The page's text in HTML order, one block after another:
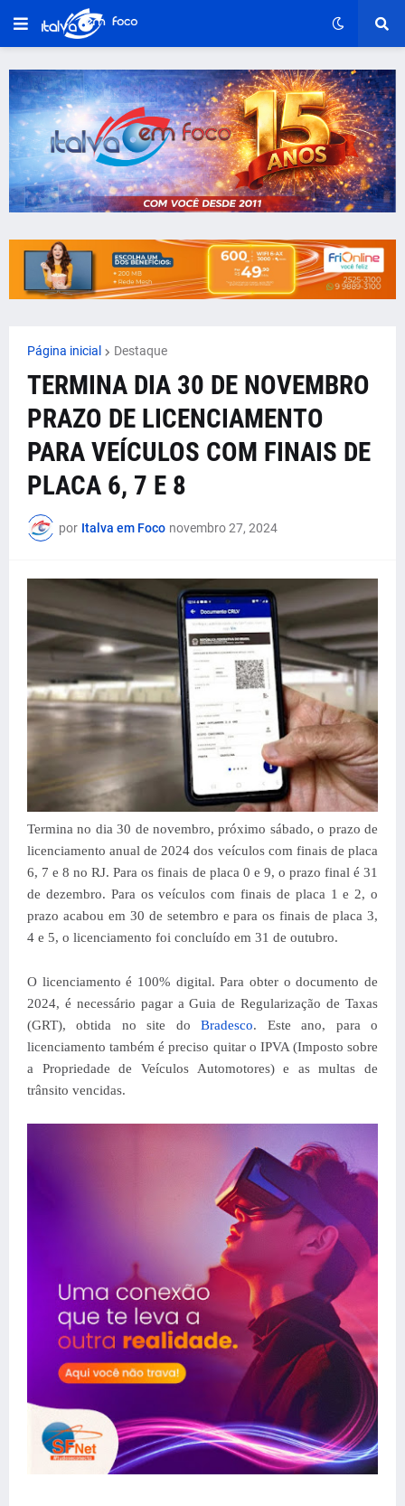
Página inicial Destaque
TERMINA DIA 30 DE NOVEMBRO
PRAZO DE LICENCIAMENTO
PARA VEÍCULOS COM FINAIS DE
PLACA 6, 7 E 8
por Italva em Foco novembro 27, 2024
Termina no dia 30 de novembro, próximo sábado, o prazo de
licenciamento anual de 2024 dos veículos com finais de placa
6, 7 e 8 no RJ. Para os finais de placa 0 e 9, o prazo final é 31
de dezembro. Para os veículos com finais de placa 1 e 2, o
prazo acabou em 30 de setembro e para os finais de placa 3,
4 e 5, o licenciamento foi concluído em 31 de outubro.
O licenciamento é 100% digital. Para obter o documento de
2024, é necessário pagar a Guia de Regularização de Taxas
(GRT), obtida no site doBradesco. Este ano, para o
licenciamento também é preciso quitar o IPVA (Imposto sobre
a Propriedade de Veículos Automotores) e as multas de
trânsito vencidas.